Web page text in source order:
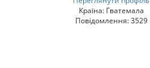
Країна: Гватемала
Повідомлення: 3529